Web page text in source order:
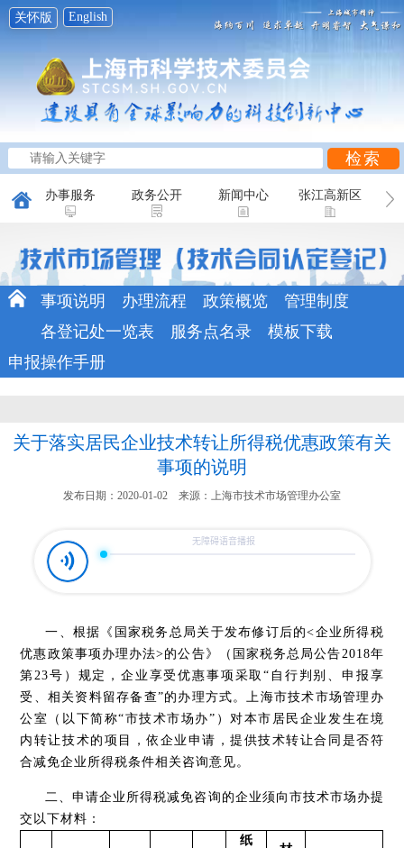
关怀版 English
办事服务 政务公开 新闻中心 张江高新区
事项说明 办理流程 政策概览
管理制度
各登记处一览表
服务点名录
模板下载
申报操作手册
关于落实居民企业技术转让所得税优惠政策有关
事项的说明
发布日期：2020-01-02 来源：上海市技术市场管理办公室
一、根据《国家税务总局关于发布修订后的<企业所得税
优惠政策事项办理办法>的公告》（国家税务总局公告 2018年
第 23号）规定，企业享受优惠事项采取“自行判别、申报享
受、相关资料留存备查”的办理方式。
上海市技术市场管理办
公室（以下简称“市技术市场办”）对本市居民企业发生在境
内转让技术的项目，依企业申请，提供技术转让合同是否符
合减免企业所得税条件相关咨询意见。
二、申请企业所得税减免咨询的企业须向市技术市场办提
交以下材料：
纸